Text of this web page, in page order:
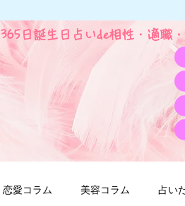
365日誕生日占いde相性・適職
恋愛コラム 美容コラム 占い